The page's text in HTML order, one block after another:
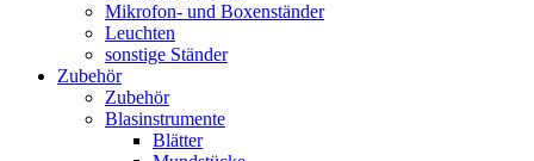
Mikrofon- und Boxenständer
Leuchten
sonstige Ständer
Zubehör
Zubehör
Blasinstrumente
Blätter